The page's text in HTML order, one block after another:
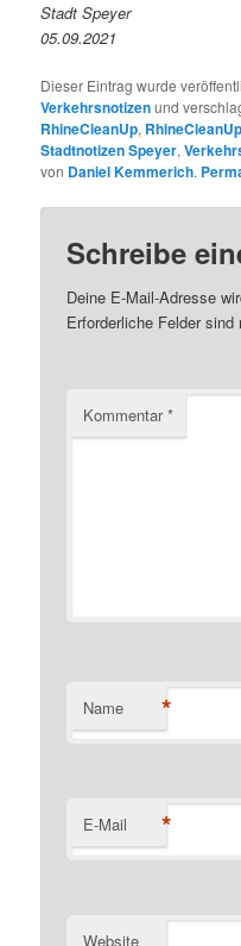
Stadt Speyer
05.09.2021
Dieser Eintrag wurde
Verkehrsnotizenund
RhineCleanUp,
Stadtnotizen Speyer,
von Daniel Kemmerich.
Schreibe
Deine E-Mail-Adresse
Erforderliche Felder
Kommentar*
Name *
E-Mail *
Website